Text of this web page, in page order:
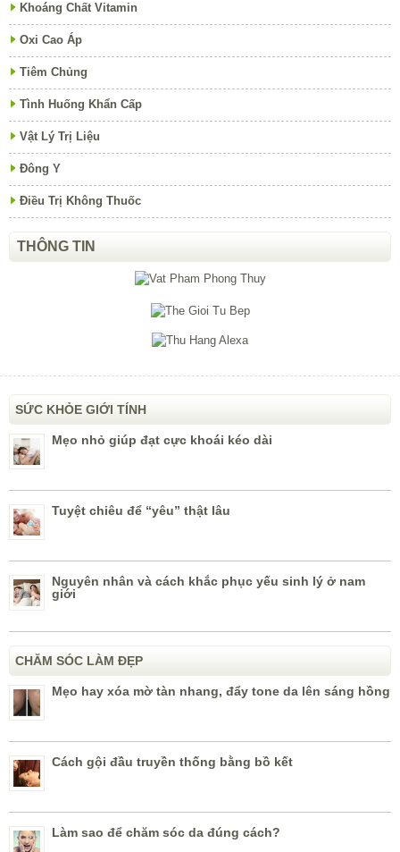
Khoáng Chất Vitamin
Oxi Cao Áp
Tiêm Chủng
Tình Huống Khẩn Cấp
Vật Lý Trị Liệu
Đông Y
Điều Trị Không Thuốc
THÔNG TIN
SỨC KHỎE GIỚI TÍNH
Mẹo nhỏ giúp đạt cực khoái kéo dài
Tuyệt chiêu để “yêu” thật lâu
Nguyên nhân và cách khắc phục yếu sinh lý ở nam
giới
CHĂM SÓC LÀM ĐẸP
Mẹo hay xóa mờ tàn nhang, đẩy tone da lên sáng hồng
Cách gội đầu truyền thống bằng bồ kết
Làm sao để chăm sóc da đúng cách?